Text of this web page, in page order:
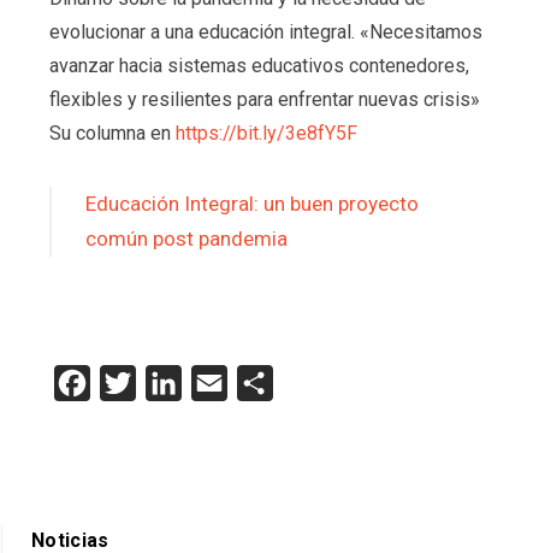
evolucionar a una educación integral. «Necesitamos
avanzar hacia sistemas educativos contenedores,
flexibles y resilientes para enfrentar nuevas crisis»
Su columna en https://bit.ly/3e8fY5F
Educación Integral: un buen proyecto
común post pandemia
Facebook
Twitter LinkedInEmail
Noticias